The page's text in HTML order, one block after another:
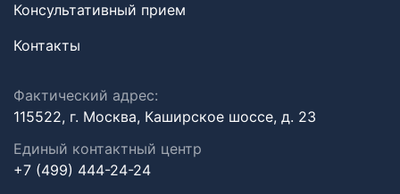
Консультативный прием
Контакты
Фактический адрес:
115522, г. Москва, Каширское шоссе, д. 23
Единый контактный центр
+7 (499) 444-24-24